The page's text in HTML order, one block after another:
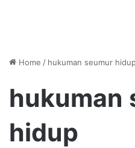
Home / hukuman seumur
hukuman
hidup